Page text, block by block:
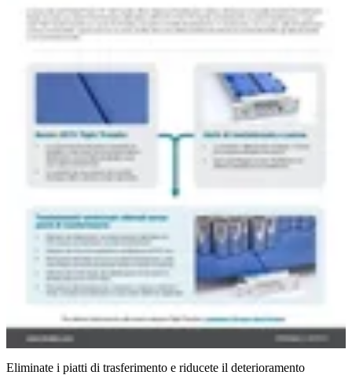
Eliminate i piatti di trasferimento e riducete il deterioramento